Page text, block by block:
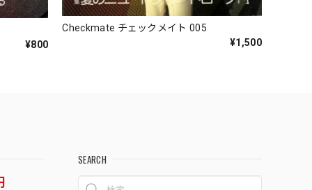
¥800
Checkmate チェックメイト 005
¥1,500
SEARCH